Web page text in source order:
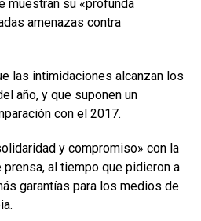
muestran su «profunda
amenazas contra
las intimidaciones alcanzan los
año, y que suponen un
con el 2017.
y compromiso» con la
al tiempo que pidieron a
garantías para los medios de